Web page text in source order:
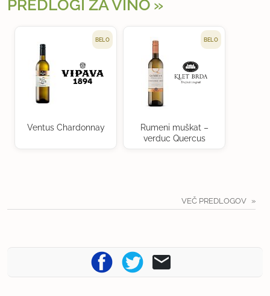
PREDLOGI ZA VINO
BELO
Ventus Chardonnay
BELO
Rumeni muškat –
verduc Quercus
VEČ PREDLOGOV